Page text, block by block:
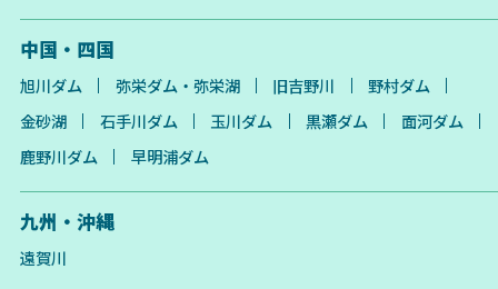
中国・四国
旭川ダム 弥栄ダム・弥栄湖 旧吉野川
野村ダム
金砂湖
石手川ダム 玉川ダム 黒瀬ダム
面河ダム
鹿野川ダム
早明浦ダム
九州・沖縄
遠賀川